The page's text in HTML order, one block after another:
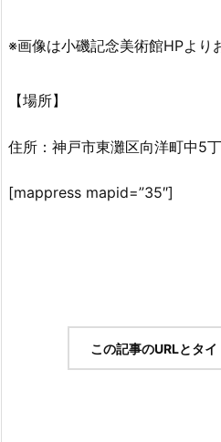
※画像は小磯記念美術館HPより
【場所】
住所：神戸市東灘区向洋町中5
[mappress mapid=”35″]
この記事のURLとタ